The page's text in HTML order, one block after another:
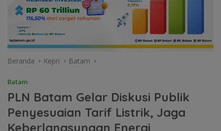
Beranda Kepri Batam
Batam
PLN Batam Gelar Diskusi Publik
Penyesuaian Tarif Listrik, Jaga
Keberlangsungan Energi